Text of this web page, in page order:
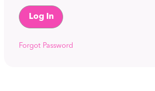
Forgot Password